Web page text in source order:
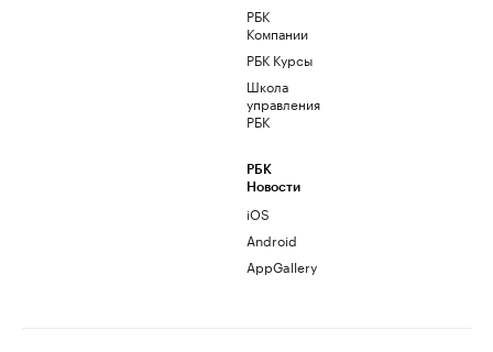
РБК
Компании
РБК Курсы
Школа
управления
РБК
РБК
Новости
iOS
Android
AppGallery